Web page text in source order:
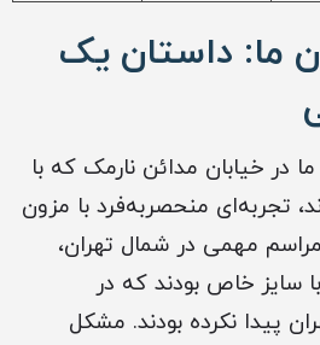
ما: داستان یک
در خیابان مدائن نارمک که با
تجربه‌ای منحصربه‌فرد با مزون
مهمی در شمال تهران،
سایز خاص بودند که در
پیدا نکرده بودند. مشکل